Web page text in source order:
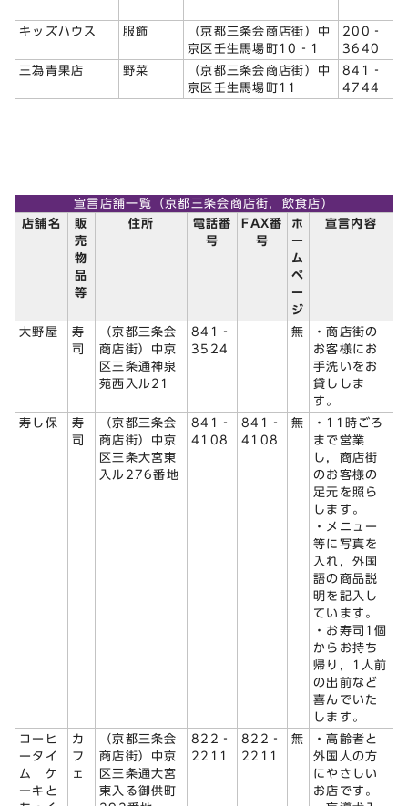
キッズハウス 服飾
（京都三条会商店街）中
京区壬生馬場町10‐1
200‐
3640
三為青果店
野菜
（京都三条会商店街）中
京区壬生馬場町11
841‐
4744
宣言店舗一覧（京都三条会商店街，飲食店）
店舗名
販
売
物
品
等
住所
電話番
号
FAX番
号
ホ
ー
ム
ペ
ー
ジ
宣言内容
大野屋
寿
司
（京都三条会
商店街）中京
区三条通神泉
苑西入ル21
841‐
3524
無
・商店街の
お客様にお
手洗いをお
貸ししま
す。
寿し保
寿
司
（京都三条会
商店街）中京
区三条大宮東
入ル276番地
841‐
4108
841‐
4108
無
・11時ごろ
まで営業
し，商店街
のお客様の
足元を照ら
します。
・メニュー
等に写真を
入れ，外国
語の商品説
明を記入し
ています。
・お寿司1個
からお持ち
帰り，1人前
の出前など
喜んでいた
します。
コーヒ
ータイ
ム ケ
ーキと
カ
フ
ェ
（京都三条会
商店街）中京
区三条通大宮
東入る御供町
822‐
2211
822‐
2211
無
・高齢者と
外国人の方
にやさしい
お店です。